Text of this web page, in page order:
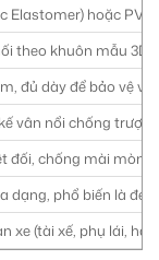
Elastomer) hoặc
theo khuôn mẫu 3D
đủ dày để bảo vệ
vân nổi chống trượt,
đối, chống mài mòn,
dạng, phổ biến là
xe (tài xế, phụ lái,